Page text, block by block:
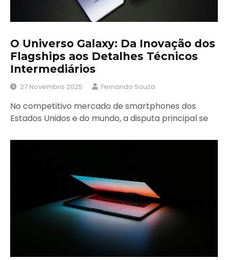
O Universo Galaxy: Da Inovação dos
Flagships aos Detalhes Técnicos
Intermediários
27 Novembro 2025 Fernando Souza
No competitivo mercado de smartphones dos
Estados Unidos e do mundo, a disputa principal se